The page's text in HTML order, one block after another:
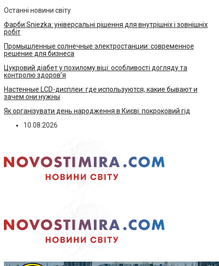
Останні новини світу
Фарби Sniezka: універсальні рішення для внутрішніх і зовнішніх
робіт
Промышленные солнечные электростанции: современное
решение для бизнеса
Цукровий діабет у похилому віці: особливості догляду та
контролю здоров’я
Настенные LCD-дисплеи: где используются, какие бывают и
зачем они нужны
Як організувати день народження в Києві: покроковий гід
10.08.2026